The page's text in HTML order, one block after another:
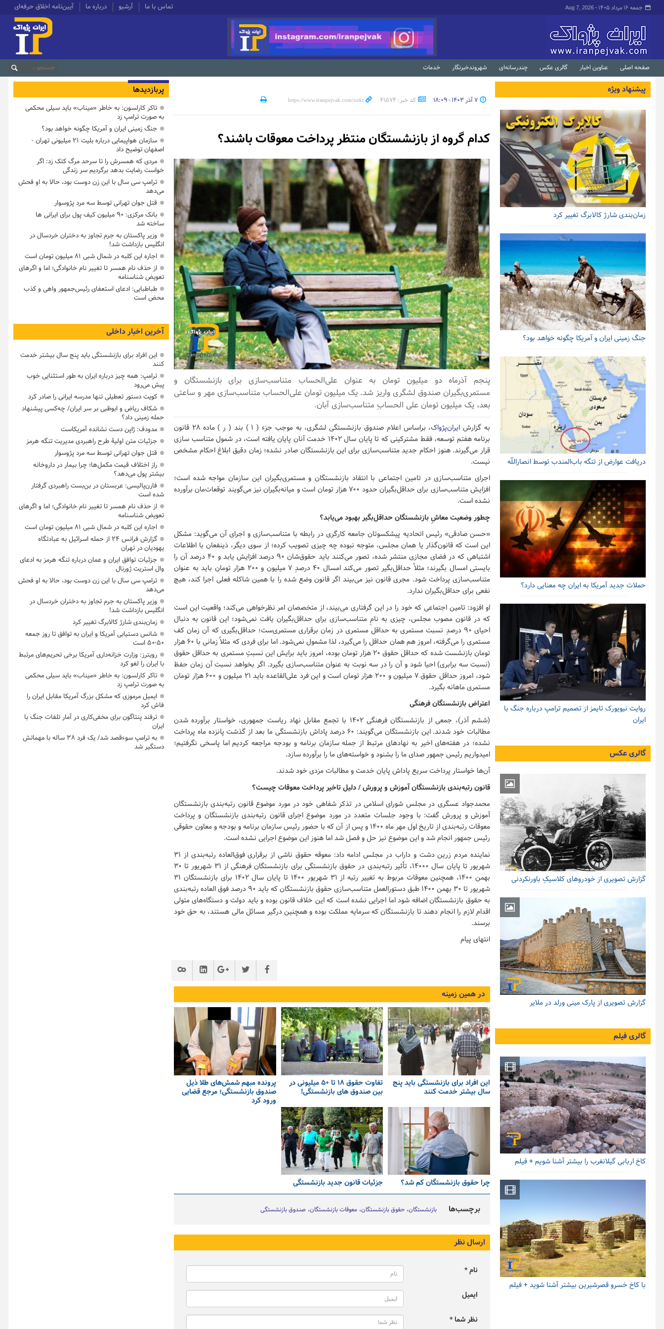
جمعه ۱۶ مرداد ۱۴۰۵ - Aug 7, 2026 تماس با ما آرشیو درباره ما آیین‌نامه اخلاق حرفه‌ای
صفحه اصلی عناوین اخبار گالری عکس چندرسانه‌ای شهروندخبرنگار خدمات
۷ آذر ۱۴۰۳ - ۱۸:۰۹ کد خبر: 41574
کدام گروه از بازنشستگان منتظر پرداخت معوقات باشند؟
پنجم آذرماه دو میلیون تومان به عنوان علی‌الحساب متناسب‌سازی برای بازنشستگان و
مستمری‌بگیران صندوق لشگری واریز شد. یک میلیون تومان علی‌الحساب متناسب‌سازی مهر و ساعتی
بعد، یک میلیون تومان علی الحسابِ متناسب‌سازی آبان.
به گزارش ایران‌پژواک
، براساس اعلام صندوق بازنشستگی لشگری، به موجب جزء ( ۱ ) بند ( ر ) ماده ۲۸ قانون
برنامه هفتم توسعه، فقط مشترکینی که تا پایان سال ۱۴۰۲ خدمت آنان پایان یافته است، در شمول متناسب سازی
قرار می‌گیرند. هنوز احکام جدید متناسب‌سازی برای این بازنشستگان صادر نشده؛ زمان دقیق ابلاغ احکام مشخص
نیست.
اجرای متناسب‌سازی در تامین اجتماعی با انتقاد بازنشستگان و مستمری‌بگیران این سازمان مواجه شده است؛
افزایش متناسب‌سازی برای حداقل‌بگیران حدود ۷۰۰ هزار تومان است و میانه‌بگیران نیز می‌گویند توقعات‌مان برآورده
نشده است.
چطور وضعیت معاشِ بازنشستگان حداقل‌بگیر بهبود می‌یابد؟
«حسن صادقی» رئیس اتحادیه پیشکسوتان جامعه کارگری در رابطه با متناسب‌سازی و اجرای آن می‌گوید: مشکل
این است که قانون‌گذار یا همان مجلس، متوجه نبوده چه چیزی تصویب کرده؛ از سوی دیگر، ذینفعان با اطلاعات
اشتباهی که در فضای مجازی منتشر شده، تصور می‌کنند باید حقوق‌شان ۹۰ درصد افزایش یابد و ۴۰ درصد آن را
بایستی امسال بگیرند؛ مثلاً حداقل‌بگیر تصور می‌کند امسال ۴۰ درصدِ ۷ میلیون و ۲۰۰ هزار تومان باید به عنوان
متناسب‌سازی پرداخت شود. مجری قانون نیز می‌بیند اگر قانون وضع شده را با همین شاکله فعلی اجرا کند، هیچ
نفعی برای حداقل‌بگیران ندارد.
او افزود: تامین اجتماعی که خود را در این گرفتاری می‌بیند، از متخصصان امر نظرخواهی می‌کند؛ واقعیت این است
که در قانون مصوب مجلس، چیزی به نامِ متناسب‌سازی برای حداقل‌بگیران یافت نمی‌شود؛ این قانون به دنبال
احیای ۹۰ درصدِ نسبت مستمری به حداقل‌ مستمری در زمان برقراری مستمری‌ست؛ حداقل‌بگیری که آن زمان کف
مستمری را می‌گرفته، امروز هم همان حداقل را می‌گیرد، لذا مشمول نمی‌شود. اما برای فردی که مثلاً زمانی با ۶۰ هزار
تومان بازنشست شده که حداقل حقوق ۲۰ هزار تومان بوده، امروز باید برایش این نسبتِ مستمری به حداقل حقوق
(نسبت سه برابری) احیا شود و آن را در سه نوبت به عنوان متناسب‌سازی بگیرد. اگر بخواهد نسبت آن زمان حفظ
شود، امروز حداقل حقوق ۷ میلیون و ۲۰۰ هزار تومان است و این فرد علی‌القاعده باید ۲۱ میلیون و ۶۰۰ هزار تومان
مستمری ماهانه بگیرد.
اعتراض بازنشستگان فرهنگی
(ششم آذر)، جمعی از بازنشستگان فرهنگی ۱۴۰۲ با تجمع مقابل نهاد ریاست جمهوری، خواستار برآورده شدن
مطالبات خود شدند. این بازنشستگان می‌گویند: ۶۰ درصد پاداش بازنشستگی ما بعد از گذشت پانزده ماه پرداخت
نشده؛ در هفته‌های اخیر به نهادهای مرتبط از جمله سازمان برنامه و بودجه مراجعه کردیم اما پاسخی نگرفتیم؛
امیدواریم رئیس جمهور صدای ما را بشنود و خواسته‌های ما را برآورده سازد.
آن‌ها خواستار پرداخت سریع پاداش پایان خدمت و مطالبات مزدی خود شدند.
قانون رتبه‌بندی بازنشستگان آموزش و پرورش / دلیل تاخیر پرداخت معوقات چیست؟
محمدجواد عسگری در مجلس شورای اسلامی در تذکر شفاهی خود در مورد موضوع قانون رتبه‌بندی بازنشستگان
آموزش و پرورش گفت: با وجود جلسات متعدد در مورد موضوع اجرای قانون رتبه‌بندی بازنشستگان و پرداخت
معوقات رتبه‌بندی از تاریخ اول مهر ماه ۱۴۰۰ و پس از آن که با حضور رئیس سازمان برنامه و بودجه و معاون حقوقی
رئیس جمهور انجام شد و این موضوع نیز حل و فصل شد اما هنوز این موضوع اجرایی نشده است.
نماینده مردم زرین دشت و داراب در مجلس ادامه داد: معوقه حقوق ناشی از برقراری فوق‌العاده رتبه‌بندی از ۳۱
شهریور تا پایان سال ۱۴۰۰۰، تأثیر رتبه‌بندی در حقوق بازنشستگی برای بازنشستگان فرهنگی از ۳۱ شهریور تا ۳۰
بهمن ۱۴۰۰، همچنین معوقات مربوط به تغییر رتبه از ۳۱ شهریور ۱۴۰۰ تا پایان سال ۱۴۰۲ برای بازنشستگان ۳۱
شهریور تا ۳۰ بهمن ۱۴۰۰ طبق دستورالعمل متناسب‌سازی حقوق بازنشستگان که باید ۹۰ درصد فوق العاده رتبه‌بندی
به حقوق بازنشستگان اضافه شود اما اجرایی نشده است که این خلاف قانون بوده و باید دولت و دستگاه‌های متولی
اقدام لازم را انجام دهند تا بازنشستگان که سرمایه مملکت بوده و همچنین درگیر مسائل مالی هستند، به حق خود
برسند.
انتهای پیام
در همین زمینه
این افراد برای بازنشستگی باید پنج
سال بیشتر خدمت کنند
تفاوت حقوق ۱۸ تا ۵۰ میلیونی در
بین صندوق های بازنشستگی!
پرونده مبهم شمش‌های طلا ذیل
صندوق بازنشستگی؛ مرجع قضایی
ورود کرد
چرا حقوق بازنشستگان کم شد؟ جزئیات قانون جدید بازنشستگی
برچسب‌ها بازنشستگان حقوق بازنشستگان معوقات بازنشستگان صندوق بازنشستگی
ارسال نظر
نام *
ایمیل
نظر شما *
پیشنهاد ویژه
زمان‌بندی شارژ کالابرگ تغییر کرد
جنگ زمینی ایران و آمریکا چگونه خواهد بود؟
دریافت عوارض از تنگه باب‌المندب توسط انصاراللّه
حملات جدید آمریکا به ایران چه معنایی دارد؟
روایت نیویورک تایمز از تصمیم ترامپ درباره جنگ با
ایران
گالری عکس
گزارش تصویری از خودروهای کلاسیکِ باورنکردنی
گزارش تصویری از پارک مینی ورلد در ملایر
گالری فیلم
کاخ اربابی گیلانغرب را بیشتر آشنا شویم + فیلم
با کاخ خسرو قصرشیرین بیشتر آشنا شوید + فیلم
پربازدیدها
تاکر کارلسون: به خاطر «میناب» باید سیلی محکمی
به صورت ترامپ زد
جنگ زمینی ایران و آمریکا چگونه خواهد بود؟
سازمان هواپیمایی درباره بلیت ۲۱ میلیونی تهران -
اصفهان توضیح داد
مردی که همسرش را تا سرحد مرگ کتک زد: اگر
خواست رضایت بدهد برگردیم سر زندگی
ترامپ سی سال با این زن دوست بود، حالا به او فحش
می‌دهد
قتل جوان تهرانی توسط سه مرد پژوسوار
بانک مرکزی: ۹۰ میلیون کیف پول برای ایرانی ها
ساخته شد
وزیر پاکستان به جرم تجاوز به دختران خردسال در
انگلیس بازداشت شد!
اجاره این کلبه در شمال شبی ۸۱ میلیون تومان است
از حذف نام همسر تا تغییر نام خانوادگی؛ اما و اگرهای
تعویض شناسنامه
طباطبایی: ادعای استعفای رئیس‌جمهور واهی و کذب
محض است
آخرین اخبار داخلی
این افراد برای بازنشستگی باید پنج سال بیشتر خدمت
کنند
ترامپ: همه چیز درباره ایران به طور استثنایی خوب
پیش می‌رود
کویت دستور تعطیلی تنها مدرسه ایرانی را صادر کرد
شکاف ریاض و ابوظبی بر سر ایران/ چه‌کسی پیشنهاد
حمله زمینی داد؟
مدودف: ژاپن دست نشانده آمریکاست
جزئیات متن اولیۀ طرح راهبردی مدیریت تنگه هرمز
قتل جوان تهرانی توسط سه مرد پژوسوار
راز اختلاف قیمت مکمل‌ها؛ چرا بیمار در داروخانه
بیشتر پول می‌دهد؟
فارن‌پالیسی: عربستان در بن‌بست راهبردی گرفتار
شده است
از حذف نام همسر تا تغییر نام خانوادگی؛ اما و اگرهای
تعویض شناسنامه
اجاره این کلبه در شمال شبی ۸۱ میلیون تومان است
گزارش فرانس ۲۴ از حمله اسرائیل به عبادتگاه
یهودیان در تهران
جزئیات توافق ایران و عمان درباره تنگه هرمز به ادعای
وال استریت ژورنال
ترامپ سی سال با این زن دوست بود، حالا به او فحش
می‌دهد
وزیر پاکستان به جرم تجاوز به دختران خردسال در
انگلیس بازداشت شد!
زمان‌بندی شارژ کالابرگ تغییر کرد
شانس دستیابی آمریکا و ایران به توافق تا روز جمعه
۵۰-۵۰ است
رویترز: وزارت خزانه‌داری آمریکا برخی تحریم‌های مرتبط
با ایران را لغو کرد
تاکر کارلسون: به خاطر «میناب» باید سیلی محکمی
به صورت ترامپ زد
ایمیل مرموزی که مشکل بزرگ آمریکا مقابل ایران را
فاش کرد
ترفند پنتاگون برای مخفی‌کاری در آمار تلفات جنگ با
ایران
به ترامپ سوءقصد شد/ یک فرد ۳۸ ساله با مهماتش
دستگیر شد